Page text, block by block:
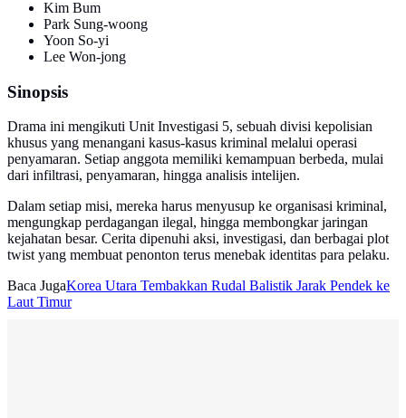
Kim Bum
Park Sung-woong
Yoon So-yi
Lee Won-jong
Sinopsis
Drama ini mengikuti Unit Investigasi 5, sebuah divisi kepolisian
khusus yang menangani kasus-kasus kriminal melalui operasi
penyamaran. Setiap anggota memiliki kemampuan berbeda, mulai
dari infiltrasi, penyamaran, hingga analisis intelijen.
Dalam setiap misi, mereka harus menyusup ke organisasi kriminal,
mengungkap perdagangan ilegal, hingga membongkar jaringan
kejahatan besar. Cerita dipenuhi aksi, investigasi, dan berbagai plot
twist yang membuat penonton terus menebak identitas para pelaku.
Baca JugaKorea Utara Tembakkan Rudal Balistik Jarak Pendek ke
Laut Timur